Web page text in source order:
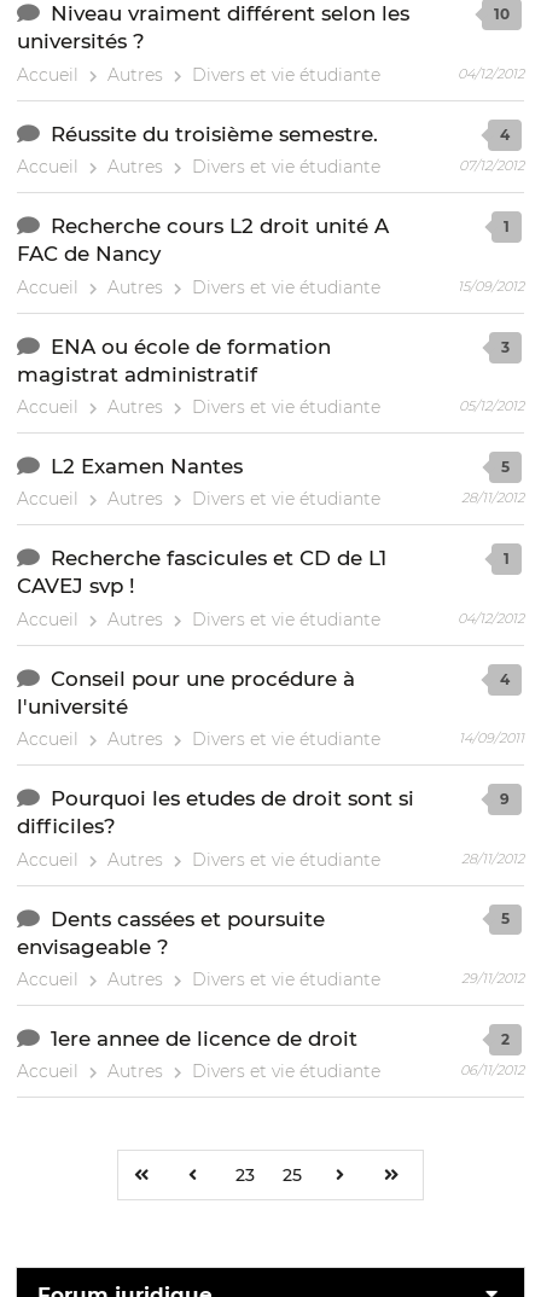
Niveau vraiment différent selon les
universités ?
Accueil Autres Divers et vie étudiante
10
04/12/2012
Réussite du troisième semestre.
Accueil Autres Divers et vie étudiante
4
07/12/2012
Recherche cours L2 droit unité A
FAC de Nancy
Accueil Autres Divers et vie étudiante
1
15/09/2012
ENA ou école de formation
magistrat administratif
Accueil Autres Divers et vie étudiante
3
05/12/2012
L2 Examen Nantes
Accueil Autres Divers et vie étudiante
5
28/11/2012
Recherche fascicules et CD de L1
CAVEJ svp !
Accueil Autres Divers et vie étudiante
1
04/12/2012
Conseil pour une procédure à
l'université
Accueil Autres Divers et vie étudiante
4
14/09/2011
Pourquoi les etudes de droit sont si
difficiles?
Accueil Autres Divers et vie étudiante
9
28/11/2012
Dents cassées et poursuite
envisageable ?
Accueil Autres Divers et vie étudiante
5
29/11/2012
1ere annee de licence de droit
Accueil Autres Divers et vie étudiante
2
06/11/2012
23 25